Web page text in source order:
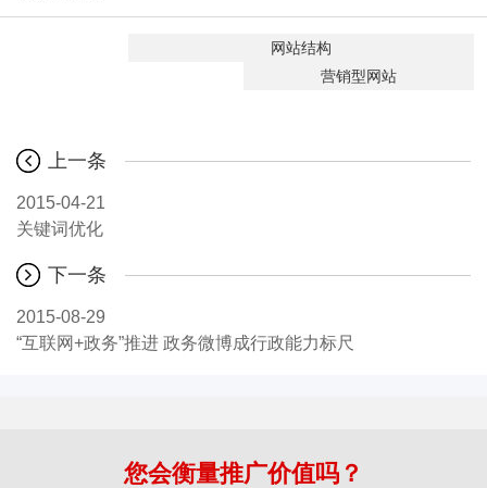
网站结构
营销型网站
上一条
2015-04-21
关键词优化
下一条
2015-08-29
“互联网+政务”推进 政务微博成行政能力标尺
您会衡量推广价值吗？